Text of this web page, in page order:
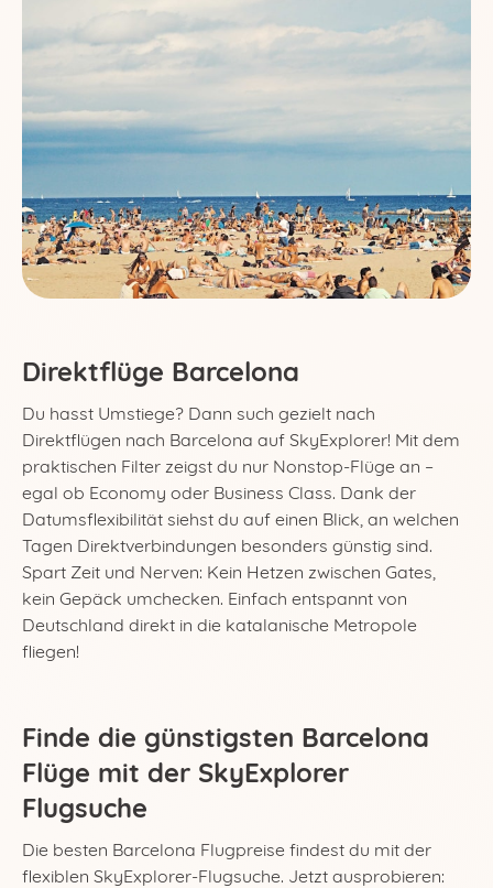
Direktflüge Barcelona
Du hasst Umstiege? Dann such gezielt nach
Direktflügen nach Barcelona auf SkyExplorer! Mit dem
praktischen Filter zeigst du nur Nonstop-Flüge an –
egal ob Economy oder Business Class. Dank der
Datumsflexibilität siehst du auf einen Blick, an welchen
Tagen Direktverbindungen besonders günstig sind.
Spart Zeit und Nerven: Kein Hetzen zwischen Gates,
kein Gepäck umchecken. Einfach entspannt von
Deutschland direkt in die katalanische Metropole
fliegen!
Finde die günstigsten Barcelona
Flüge mit der SkyExplorer
Flugsuche
Die besten Barcelona Flugpreise findest du mit der
flexiblen SkyExplorer-Flugsuche. Jetzt ausprobieren: